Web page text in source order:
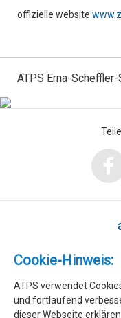
Cookie-Hinweis:
ATPS verwendet
und fortlaufend
dieser Webseite
offizielle website
ATPS Erna-